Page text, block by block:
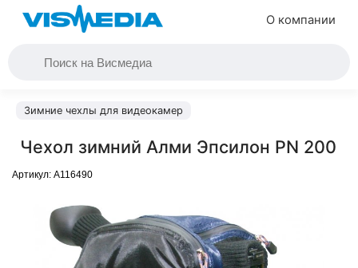
О компании
Зимние чехлы для видеокамер
Чехол зимний Алми Эпсилон PN 200
Артикул: A116490